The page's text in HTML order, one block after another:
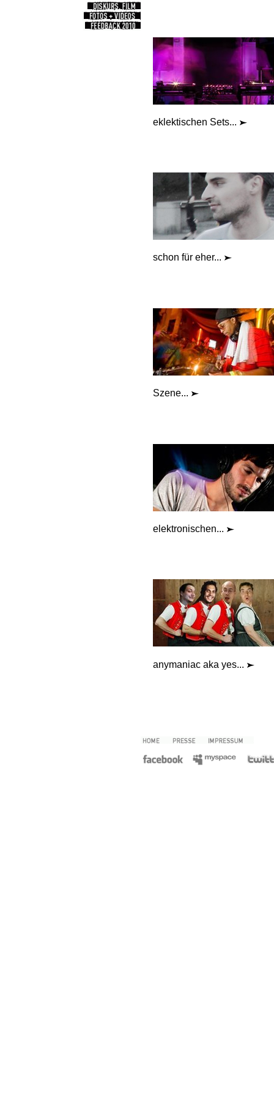
eklektischen Sets...
schon für eher...
Szene...
elektronischen...
anymaniac aka yes...